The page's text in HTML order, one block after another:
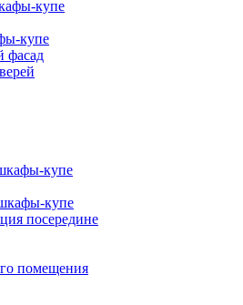
купе
купе
фасад
купе
купе
посередине
помещения